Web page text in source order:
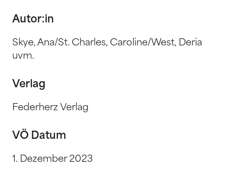
Autor:in
Skye, Ana/St. Charles, Caroline/West, Deria
uvm.
Verlag
Federherz Verlag
VÖ Datum
1. Dezember 2023